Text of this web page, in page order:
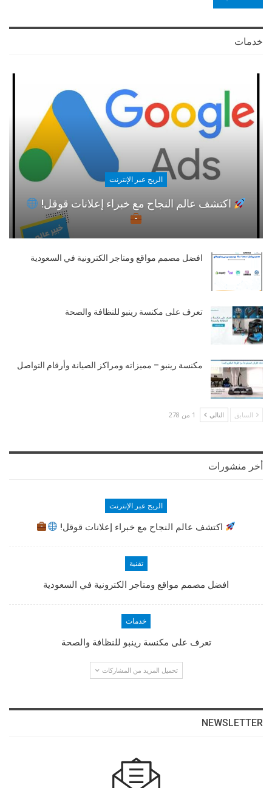
خدمات
الربح عبر الإنترنت
اكتشف عالم النجاح مع خبراء إعلانات قوقل!
افضل مصمم مواقع ومتاجر الكترونية في السعودية
تعرف على مكنسة رينبو للنظافة والصحة
مكنسة رينبو – مميزاته ومراكز الصيانة وأرقام التواصل
السابق التالي 1 من 278
أخر منشورات
الربح عبر الإنترنت
اكتشف عالم النجاح مع خبراء إعلانات قوقل!
تقنية
افضل مصمم مواقع ومتاجر الكترونية في السعودية
خدمات
تعرف على مكنسة رينبو للنظافة والصحة
تحميل المزيد من المشاركات
NEWSLETTER